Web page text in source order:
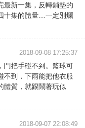
最新一集，反轉鋪墊的
十集的體量…一定別爛
2018-09-08 17:25:37
門把手碰不到。籃球可
不到，下雨能把他衣服
體質，就跟鬧著玩似
2018-09-07 22:08:49